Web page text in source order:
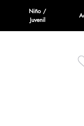
Niño /
Juvenil